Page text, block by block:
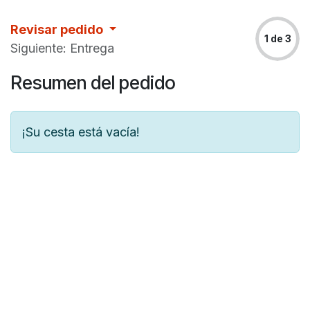
Revisar pedido
Siguiente: Entrega
1 de 3
Resumen del pedido
¡Su cesta está vacía!